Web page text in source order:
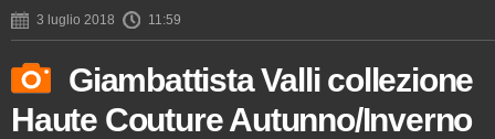
3 luglio 2018 11:59
Giambattista Valli collezione
Haute Couture Autunno/Inverno